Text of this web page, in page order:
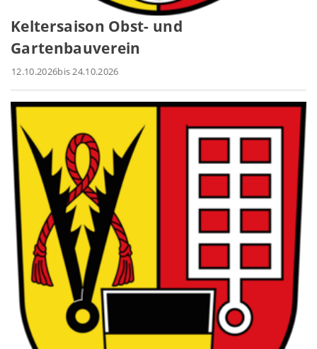
Keltersaison Obst- und
Gartenbauverein
12.10.2026bis 24.10.2026